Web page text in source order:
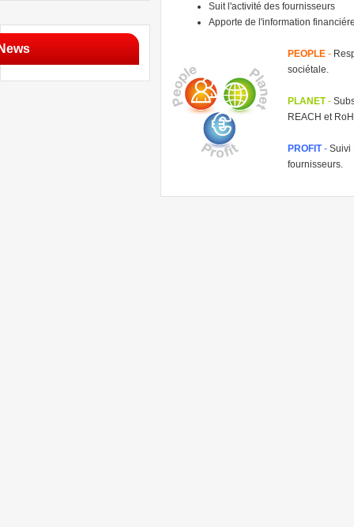
Suit l'activité des fournisseurs
Apporte de l'information
PEOPLE -
sociétale.
PLANET-
REACH et
PROFIT- Suivi
fournisseurs.